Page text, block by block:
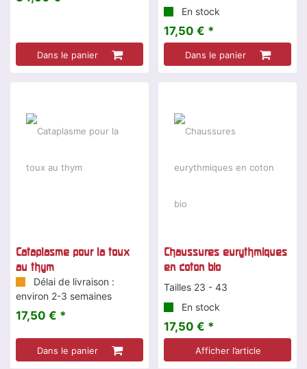
Dans le panier
En stock
17,50 € *
Dans le panier
Cataplasme pour la toux
au thym
Délai de livraison :
environ 2-3 semaines
17,50 € *
Dans le panier
Chaussures eurythmiques
en coton bio
Tailles 23 - 43
En stock
17,50 € *
Afficher l’article